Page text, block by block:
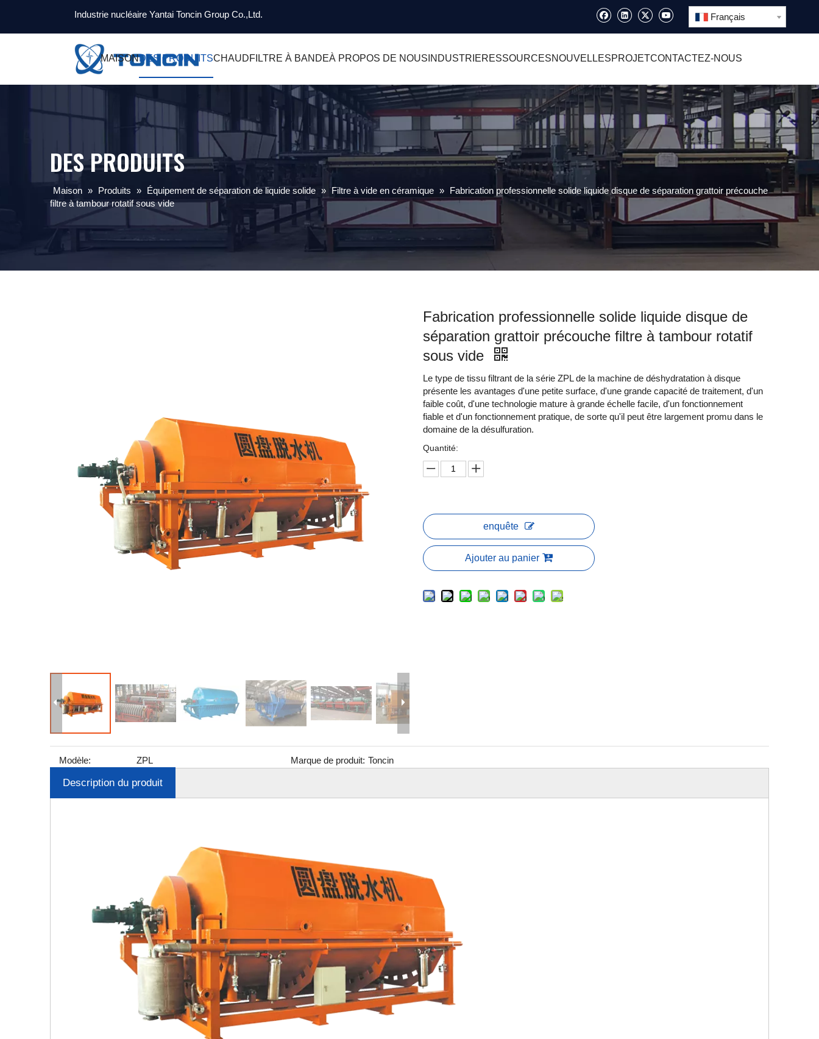
Industrie nucléaire Yantai Toncin Group Co.,Ltd. Français
MAISONDES PRODUITSCHAUDFILTRE À BANDEÀ PROPOS DE NOUS INDUSTRIERESSOURCESNOUVELLESPROJETCONTACTEZ-NOUS
DES PRODUITS
Maison » Produits » Équipement de séparation de liquide solide » Filtre à vide en céramique » Fabrication professionnelle solide liquide disque de séparation grattoir précouche
filtre à tambour rotatif sous vide
Fabrication professionnelle solide liquide disque de
séparation grattoir précouche filtre à tambour rotatif
sous vide
Le type de tissu filtrant de la série ZPL de la machine de déshydratation à disque
présente les avantages d'une petite surface, d'une grande capacité de traitement, d'un
faible coût, d'une technologie mature à grande échelle facile, d'un fonctionnement
fiable et d'un fonctionnement pratique, de sorte qu'il peut être largement promu dans le
domaine de la désulfuration.
Quantité:
enquête
Ajouter au panier
Modèle: ZPL Marque de produit: Toncin
Description du produit